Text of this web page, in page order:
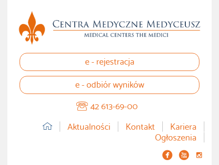
e - rejestracja
e - odbiór wyników
42 613-69-00
Aktualności
Kontakt Kariera
Ogłoszenia
  instagram